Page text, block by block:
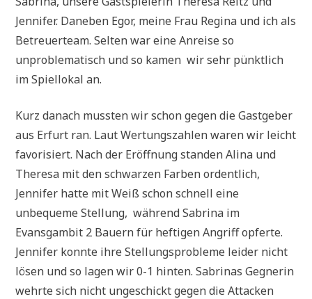
Jennifer. Daneben Egor, meine Frau Regina und ich als
Betreuerteam. Selten war eine Anreise so
unproblematisch und so kamen wir sehr pünktlich
im Spiellokal an.
Kurz danach mussten wir schon gegen die Gastgeber
aus Erfurt ran. Laut Wertungszahlen waren wir leicht
favorisiert. Nach der Eröffnung standen Alina und
Theresa mit den schwarzen Farben ordentlich,
Jennifer hatte mit Weiß schon schnell eine
unbequeme Stellung, während Sabrina im
Evansgambit 2 Bauern für heftigen Angriff opferte.
Jennifer konnte ihre Stellungsprobleme leider nicht
lösen und so lagen wir 0-1 hinten. Sabrinas Gegnerin
wehrte sich nicht ungeschickt gegen die Attacken